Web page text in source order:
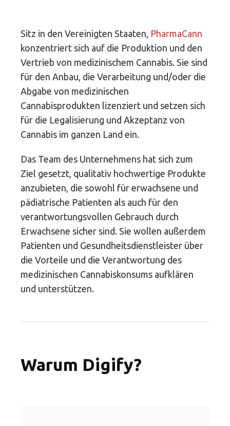
Sitz in den Vereinigten Staaten, PharmaCann
konzentriert sich auf die Produktion und den
Vertrieb von medizinischem Cannabis. Sie sind
für den Anbau, die Verarbeitung und/oder die
Abgabe von medizinischen
Cannabisprodukten lizenziert und setzen sich
für die Legalisierung und Akzeptanz von
Cannabis im ganzen Land ein.
Das Team des Unternehmens hat sich zum
Ziel gesetzt, qualitativ hochwertige Produkte
anzubieten, die sowohl für erwachsene und
pädiatrische Patienten als auch für den
verantwortungsvollen Gebrauch durch
Erwachsene sicher sind. Sie wollen außerdem
Patienten und Gesundheitsdienstleister über
die Vorteile und die Verantwortung des
medizinischen Cannabiskonsums aufklären
und unterstützen.
Warum Digify?